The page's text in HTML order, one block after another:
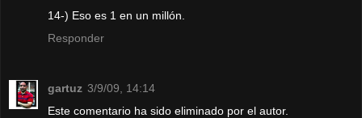
14-) Eso es 1 en un millón.
Responder
gartuz 3/9/09, 14:14
Este comentario ha sido eliminado por el autor.